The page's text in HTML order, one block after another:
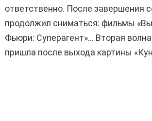
ответственно. После завершения
продолжил сниматься: фильмы
Фьюри: Суперагент»… Вторая
пришла после выхода картины